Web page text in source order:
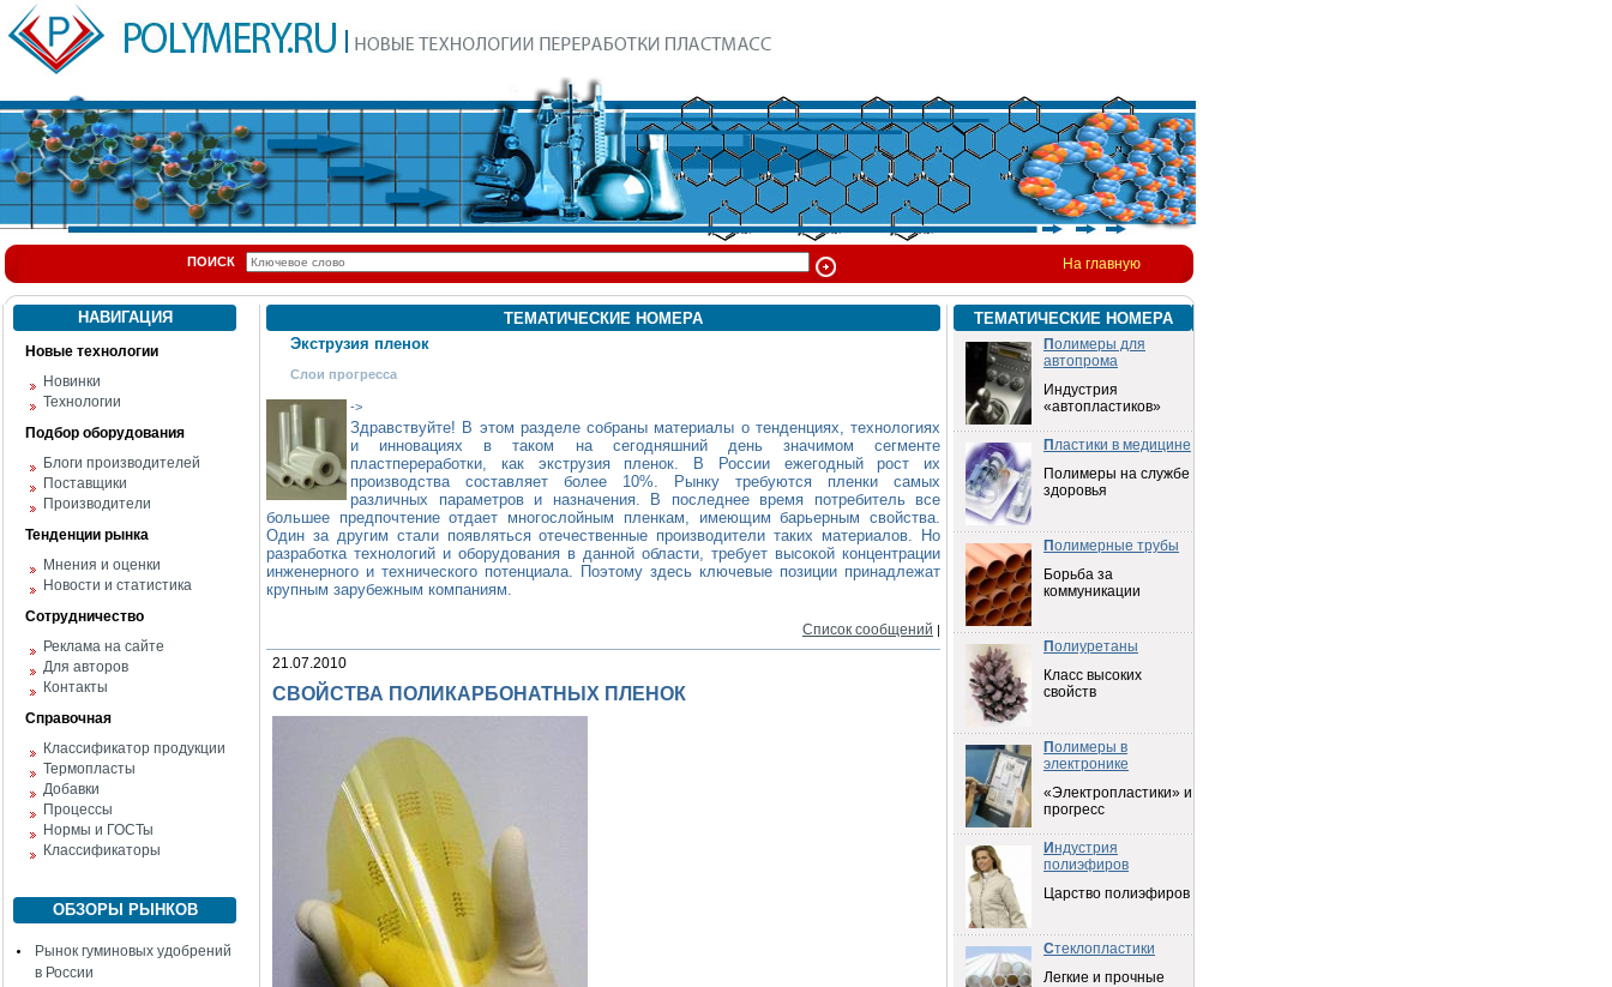
ПОИСК На главную
НАВИГАЦИЯ
Новые технологии
Новинки
Технологии
Подбор оборудования
Блоги производителей
Поставщики
Производители
Тенденции рынка
Мнения и оценки
Новости и статистика
Сотрудничество
Реклама на сайте
Для авторов
Контакты
Справочная
Классификатор продукции
Термопласты
Добавки
Процессы
Нормы и ГОСТы
Классификаторы
ОБЗОРЫ РЫНКОВ
Рынок гуминовых удобрений
в России
ТЕМАТИЧЕСКИЕ НОМЕРА
Экструзия пленок
Слои прогресса
->
Здравствуйте! В этом разделе собраны материалы о тенденциях, технологиях
и инновациях в таком на сегодняшний день значимом сегменте
пластпереработки, как экструзия пленок. В России ежегодный рост их
производства составляет более 10%. Рынку требуются пленки самых
различных параметров и назначения. В последнее время потребитель все
большее предпочтение отдает многослойным пленкам, имеющим барьерным свойства.
Один за другим стали появляться отечественные производители таких материалов. Но
разработка технологий и оборудования в данной области, требует высокой концентрации
инженерного и технического потенциала. Поэтому здесь ключевые позиции принадлежат
крупным зарубежным компаниям.
Список сообщений |
21.07.2010
СВОЙСТВА ПОЛИКАРБОНАТНЫХ ПЛЕНОК
ТЕМАТИЧЕСКИЕ НОМЕРА
Полимеры для
автопрома
Индустрия
«автопластиков»
Пластики в медицине
Полимеры на службе
здоровья
Полимерные трубы
Борьба за
коммуникации
Полиуретаны
Класс высоких
свойств
Полимеры в
электронике
«Электропластики» и
прогресс
Индустрия
полиэфиров
Царство полиэфиров
Стеклопластики
Легкие и прочные